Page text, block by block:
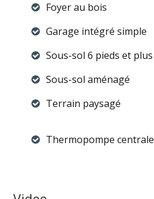
Foyer au bois
Garage intégré simple
Sous-sol 6 pieds et plus
Sous-sol aménagé
Terrain paysagé
Thermopompe centrale